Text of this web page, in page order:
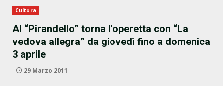
Cultura
Al “Pirandello” torna l’operetta con “La
vedova allegra” da giovedì fino a domenica
3 aprile
29 Marzo 2011